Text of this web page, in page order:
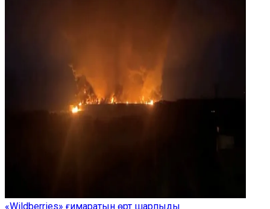
«Wildberries» ғимаратын өрт шарпыды